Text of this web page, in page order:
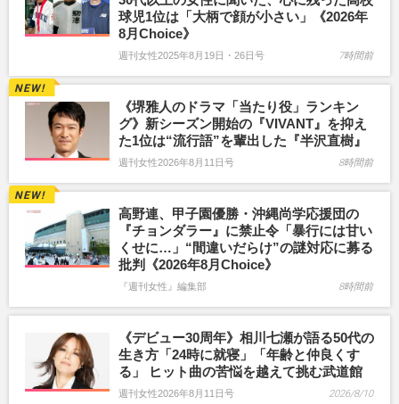
球児1位は「大柄で顔が小さい」《2026年
8月Choice》
週刊女性2025年8月19日・26日号 7時間前
《堺雅人のドラマ「当たり役」ランキン
グ》新シーズン開始の『VIVANT』を抑え
た1位は“流行語”を輩出した『半沢直樹』
週刊女性2026年8月11日号 8時間前
高野連、甲子園優勝・沖縄尚学応援団の
『チョンダラー』に禁止令「暴行には甘い
くせに…」“間違いだらけ”の謎対応に募る
批判《2026年8月Choice》
『週刊女性』編集部 8時間前
《デビュー30周年》相川七瀬が語る50代の
生き方「24時に就寝」「年齢と仲良くす
る」 ヒット曲の苦悩を越えて挑む武道館
週刊女性2026年8月11日号 2026/8/10